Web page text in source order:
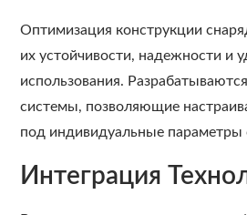
Оптимизация конструкции
их устойчивости, надежности и
использования.
системы, позволяющие
под индивидуальные параметры
Интеграция